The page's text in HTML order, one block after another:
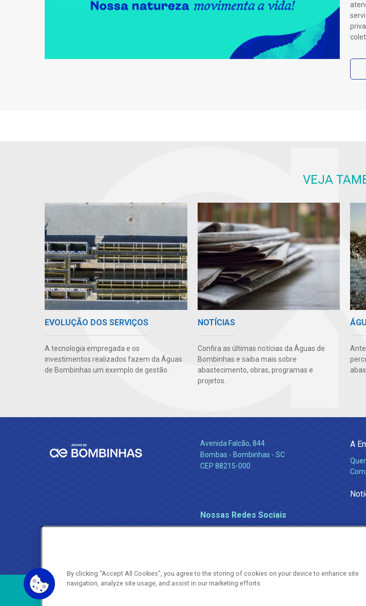
VEJA
EVOLUÇÃO DOS SERVIÇOS
A tecnologia empregada e os
investimentos realizados fazem da Águas
de Bombinhas um exemplo de gestão.
NOTÍCIAS
Confira as últimas notícias da Águas de
Bombinhas e saiba mais sobre
abastecimento, obras, programas e
projetos.
Avenida Falcão, 844
Bombas - Bombinhas - SC
CEP 88215-000
Nossas Redes Sociais
A
Copyright ® 2026 -
By clicking “Accept All Cookies”, you agree to the storing of cookies on your device to enhance site
navigation, analyze site usage, and assist in our marketing efforts.